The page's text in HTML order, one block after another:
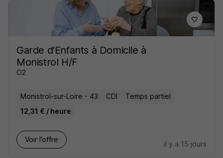
Garde d'Enfants à Domicile à
Monistrol H/F
O2
Monistrol-sur-Loire - 43 CDI
Temps partiel
12,31 € / heure
Voir l’offre
il y a 15 jours